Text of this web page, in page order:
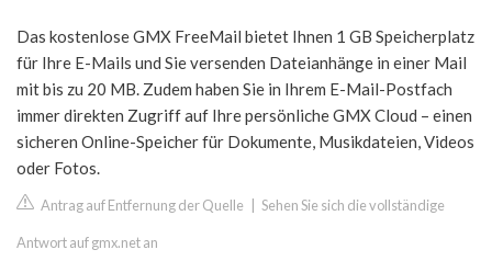
Das kostenlose GMX FreeMail bietet Ihnen 1 GB Speicherplatz
für Ihre E-Mails und Sie versenden Dateianhänge in einer Mail
mit bis zu 20 MB. Zudem haben Sie in Ihrem E-Mail-Postfach
immer direkten Zugriff auf Ihre persönliche GMX Cloud – einen
sicheren Online-Speicher für Dokumente, Musikdateien, Videos
oder Fotos.
Antrag auf Entfernung der Quelle Sehen Sie sich die vollständige
Antwort auf gmx.net an